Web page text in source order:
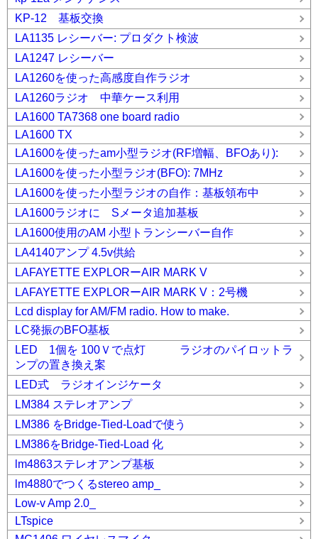
KP-12 基板交換
LA1135 レシーバー: プロダクト検波
LA1247 レシーバー
LA1260を使った高感度自作ラジオ
LA1260ラジオ 中華ケース利用
LA1600 TA7368 one board radio
LA1600 TX
LA1600を使ったam小型ラジオ(RF増幅、BFOあり):
LA1600を使った小型ラジオ(BFO): 7MHz
LA1600を使った小型ラジオの自作：基板領布中
LA1600ラジオに Sメータ追加基板
LA1600使用のAM 小型トランシーバー自作
LA4140アンプ 4.5v供給
LAFAYETTE EXPLORーAIR MARK V
LAFAYETTE EXPLORーAIR MARK V：2号機
Lcd display for AM/FM radio. How to make.
LC発振のBFO基板
LED 1個を 100Ｖで点灯 ラジオのパイロットラ
ンプの置き換え案
LED式 ラジオインジケータ
LM384 ステレオアンプ
LM386 をBridge-Tied-Loadで使う
LM386をBridge-Tied-Load 化
lm4863ステレオアンプ基板
lm4880でつくるstereo amp_
Low-v Amp 2.0_
LTspice